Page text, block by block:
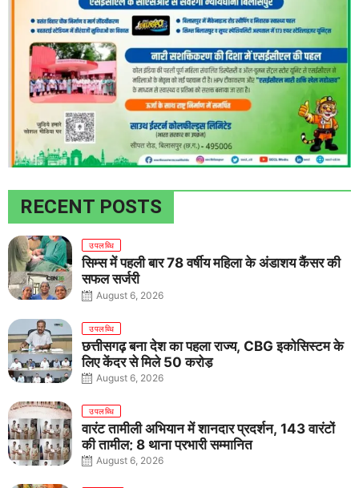
RECENT POSTS
उपलब्धि
सिम्स में पहली बार 78 वर्षीय महिला के अंडाशय कैंसर की
सफल सर्जरी
August 6, 2026
उपलब्धि
छत्तीसगढ़ बना देश का पहला राज्य, CBG इकोसिस्टम के
लिए केंद्र से मिले 50 करोड़
August 6, 2026
उपलब्धि
वारंट तामीली अभियान में शानदार प्रदर्शन, 143 वारंटों
की तामील; 8 थाना प्रभारी सम्मानित
August 6, 2026